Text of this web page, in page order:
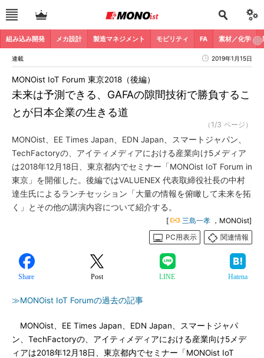
組み込み開発 メカ設計 製造マネジメント モビリティ FA 素材／化学
連載 2019年1月15日
未来は予測できる、GAFAの隙間技術で勝負するこ
とが日本企業の生きる道
MONOist IoT Forum 東京2018（後編）
（1/3 ページ）
MONOist、EE Times Japan、EDN Japan、スマートジャパン、
TechFactoryの、アイティメディアにおける産業向け5メディア
は2018年12月18日、東京都内でセミナー「MONOist IoT Forum in
東京」を開催した。後編ではVALUENEX 代表取締役社長の中村
達生氏によるランチセッション「大量の情報を俯瞰して未来を拓
く」とその他の講演内容について紹介する。
[ 三島一孝 ，MONOist]
PC用表示
関連情報
Share Post LINE Hatena
≫MONOist IoT Forumの過去の記事
MONOist、EE Times Japan、EDN Japan、スマートジャパ
ン、TechFactoryの、アイティメディアにおける産業向け5メデ
ィアは2018年12月18日、東京都内でセミナー「MONOist IoT